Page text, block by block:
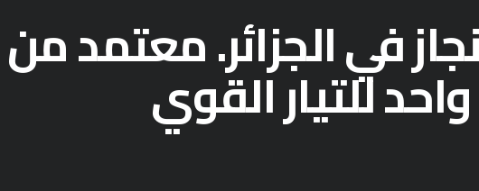
من 200 إنجاز في الجزائر. معتمد من
للتيار القوي